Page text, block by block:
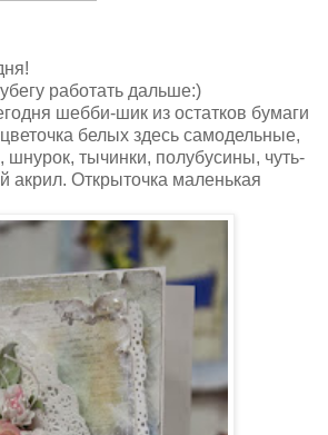
работать дальше:)
шебби-шик из остатков бумаги
белых здесь самодельные,
шнурок, тычинки, полубусины, чуть-
акрил. Открыточка маленькая